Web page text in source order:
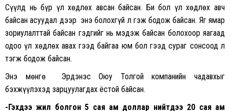
Сүүлд нь бүр үл хөдлөх авсан байсан. Би бол үл хөдлөх авч
байсан асуудал дээр энэ болохгүй л гэж бодож байсан. Яг ямар
зориулалттай байсан гэдгийг нь мэдэж байсан болохоор яагаад
одоо үл хөдлөх авах гээд байгаа юм бол гээд сураг сонсоод л
тэгж бодож байсан.
Энэ мөнгө Эрдэнэс Оюу Толгой компанийн чадавхыг
бэхжүүлэхэд зарцуулагдах ёстой байсан.
-Гэхдээ жил болгон 5 сая ам доллар нийтдээ 20 сая ам